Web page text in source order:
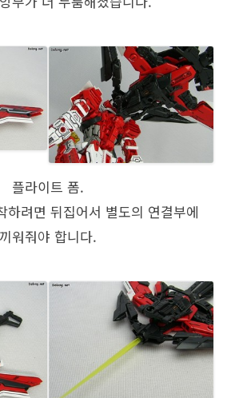
플라이트 폼.
하려면 뒤집어서 별도의 연결부에
끼워줘야 합니다.